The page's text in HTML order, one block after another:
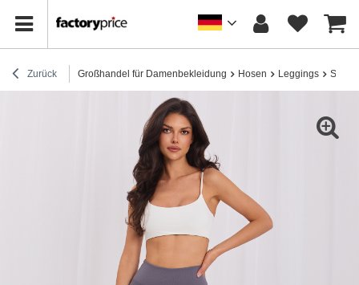
Zurück Großhandel für Damenbekleidung Hosen Leggings